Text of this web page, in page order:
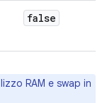
false
RAM e swap in